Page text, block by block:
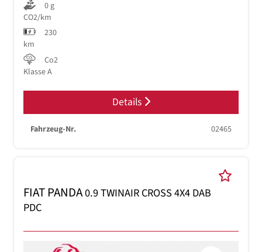
0 g
CO2/km
230
km
Co2
Klasse A
Details
Fahrzeug-Nr. 02465
FIAT PANDA0.9 TWINAIR CROSS 4X4 DAB
PDC